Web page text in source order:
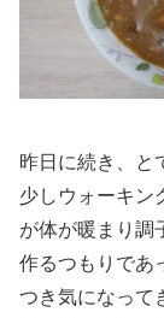
昨日に続き、と
少しウォーキン
が体が暖まり調
作るつもりであ
つき気になって